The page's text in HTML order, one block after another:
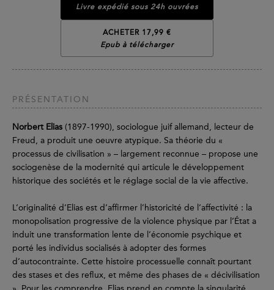
Livre expédié sous 24h ouvrées
ACHETER 17,99 €
Epub à télécharger
PRÉSENTATION
Norbert Elias (1897-1990), sociologue juif allemand, lecteur de
Freud, a produit une oeuvre atypique. Sa théorie du «
processus de civilisation » – largement reconnue – propose une
sociogenèse de la modernité qui articule le développement
historique des sociétés et le réglage social de la vie affective.
L’originalité d’Elias est d’affirmer l’historicité de l’affectivité : la
monopolisation progressive de la violence physique par l’État a
induit une transformation lente de l’économie psychique et
porté les individus socialisés à adopter des formes
d’autocontrainte. Cette histoire processuelle connaît pourtant
des stases et des reflux, et même des phases de « décivilisation